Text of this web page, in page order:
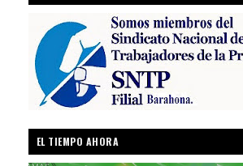
EL TIEMPO AHORA